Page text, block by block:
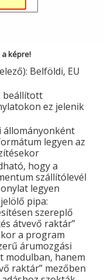
képre!
Belföldi, EU
beállított
ez jelenik
állományonként
legyen az
hogy a
szállítólevél
legyen
jelölő pipa:
szereplő
átvevő raktár”
a program
árumozgási
modulban, hanem
raktár” mezőben